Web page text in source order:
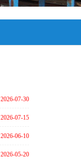
2026-07-30
2026-07-15
2026-06-10
2026-05-20